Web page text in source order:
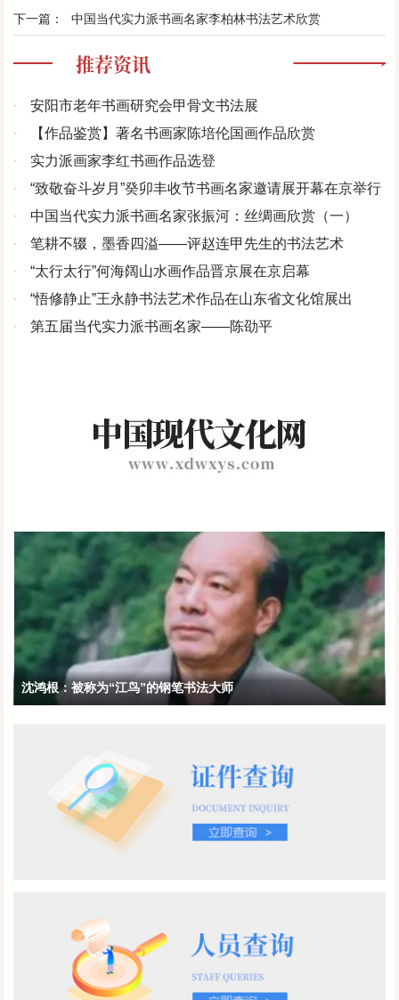
推荐资讯
·
安阳市老年书画研究会甲骨文书法展
·
【作品鉴赏】著名书画家陈培伦国画作品欣赏
·
实力派画家李红书画作品选登
·
“致敬奋斗岁月”癸卯丰收节书画名家邀请展开幕在京举行
·
中国当代实力派书画名家张振河：丝绸画欣赏（一）
·
笔耕不辍，墨香四溢——评赵连甲先生的书法艺术
·
“太行太行”何海阔山水画作品晋京展在京启幕
·
“悟修静止”王永静书法艺术作品在山东省文化馆展出
·
第五届当代实力派书画名家——陈劭平
沈鸿根：被称为“江鸟”的钢笔书法大师
下一篇： 中国当代实力派书画名家李柏林书法艺术欣赏